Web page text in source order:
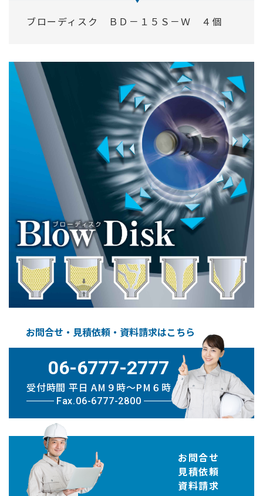
ブローディスク ＢＤ－１５Ｓ－Ｗ ４個
お問合せ・見積依頼・資料請求はこちら
06-6777-2777
受付時間 平日 AM９時〜PM６時
Fax.06-6777-2800
お問合せ
見積依頼
資料請求